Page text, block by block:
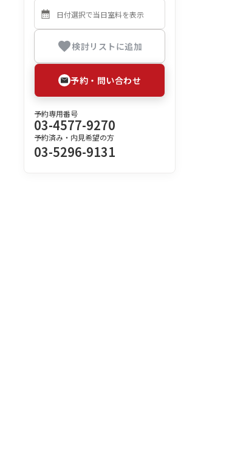
検討リストに追加
予約・問い合わせ
予約専用番号
03-4577-9270
予約済み・内見希望の方
03-5296-9131